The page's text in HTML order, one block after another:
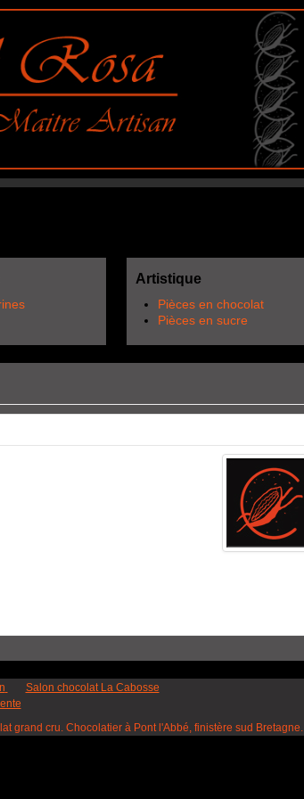
Artistique
Pièces en chocolat
Pièces en sucre
Salon chocolat La Cabosse
grand cru. Chocolatier à Pont l'Abbé, finistère sud Bretagne.